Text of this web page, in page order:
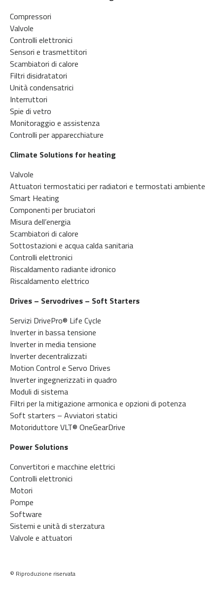
Compressori
Valvole
Controlli elettronici
Sensori e trasmettitori
Scambiatori di calore
Filtri disidratatori
Unità condensatrici
Interruttori
Spie di vetro
Monitoraggio e assistenza
Controlli per apparecchiature
Climate Solutions for heating
Valvole
Attuatori termostatici per radiatori e termostati ambiente
Smart Heating
Componenti per bruciatori
Misura dell’energia
Scambiatori di calore
Sottostazioni e acqua calda sanitaria
Controlli elettronici
Riscaldamento radiante idronico
Riscaldamento elettrico
Drives – Servodrives – Soft Starters
Servizi DrivePro® Life Cycle
Inverter in bassa tensione
Inverter in media tensione
Inverter decentralizzati
Motion Control e Servo Drives
Inverter ingegnerizzati in quadro
Moduli di sistema
Filtri per la mitigazione armonica e opzioni di potenza
Soft starters – Avviatori statici
Motoriduttore VLT® OneGearDrive
Power Solutions
Convertitori e macchine elettrici
Controlli elettronici
Motori
Pompe
Software
Sistemi e unità di sterzatura
Valvole e attuatori
© Riproduzione riservata